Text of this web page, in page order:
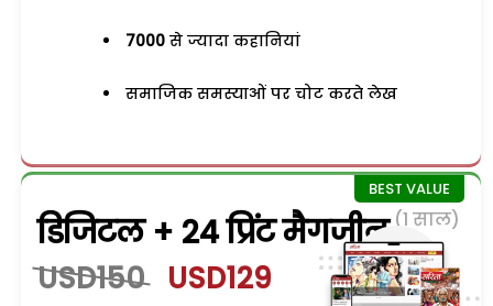
7000 से ज्यादा कहानियां
समाजिक समस्याओं पर चोट करते लेख
डिजिटल + 24 प्रिंट मैगजीन (1 साल)
USD150 USD129